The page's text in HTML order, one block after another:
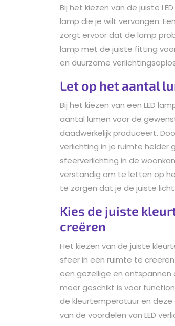
Bij het kiezen van de juiste
lamp die je wilt vervangen.
zorgt ervoor dat de lamp
lamp met de juiste fitting
en duurzame
Let op het aantal
Bij het kiezen van een LED
aantal lumen voor de
daadwerkelijk produceert.
verlichting in je ruimte
sfeerverlichting in de
verstandig om te letten op
te zorgen dat je de juiste
Kies de juiste
creëren
Het kiezen van de juiste
sfeer in een ruimte te
een gezellige en
meer geschikt is voor
de kleurtemperatuur en
van de voordelen van LED